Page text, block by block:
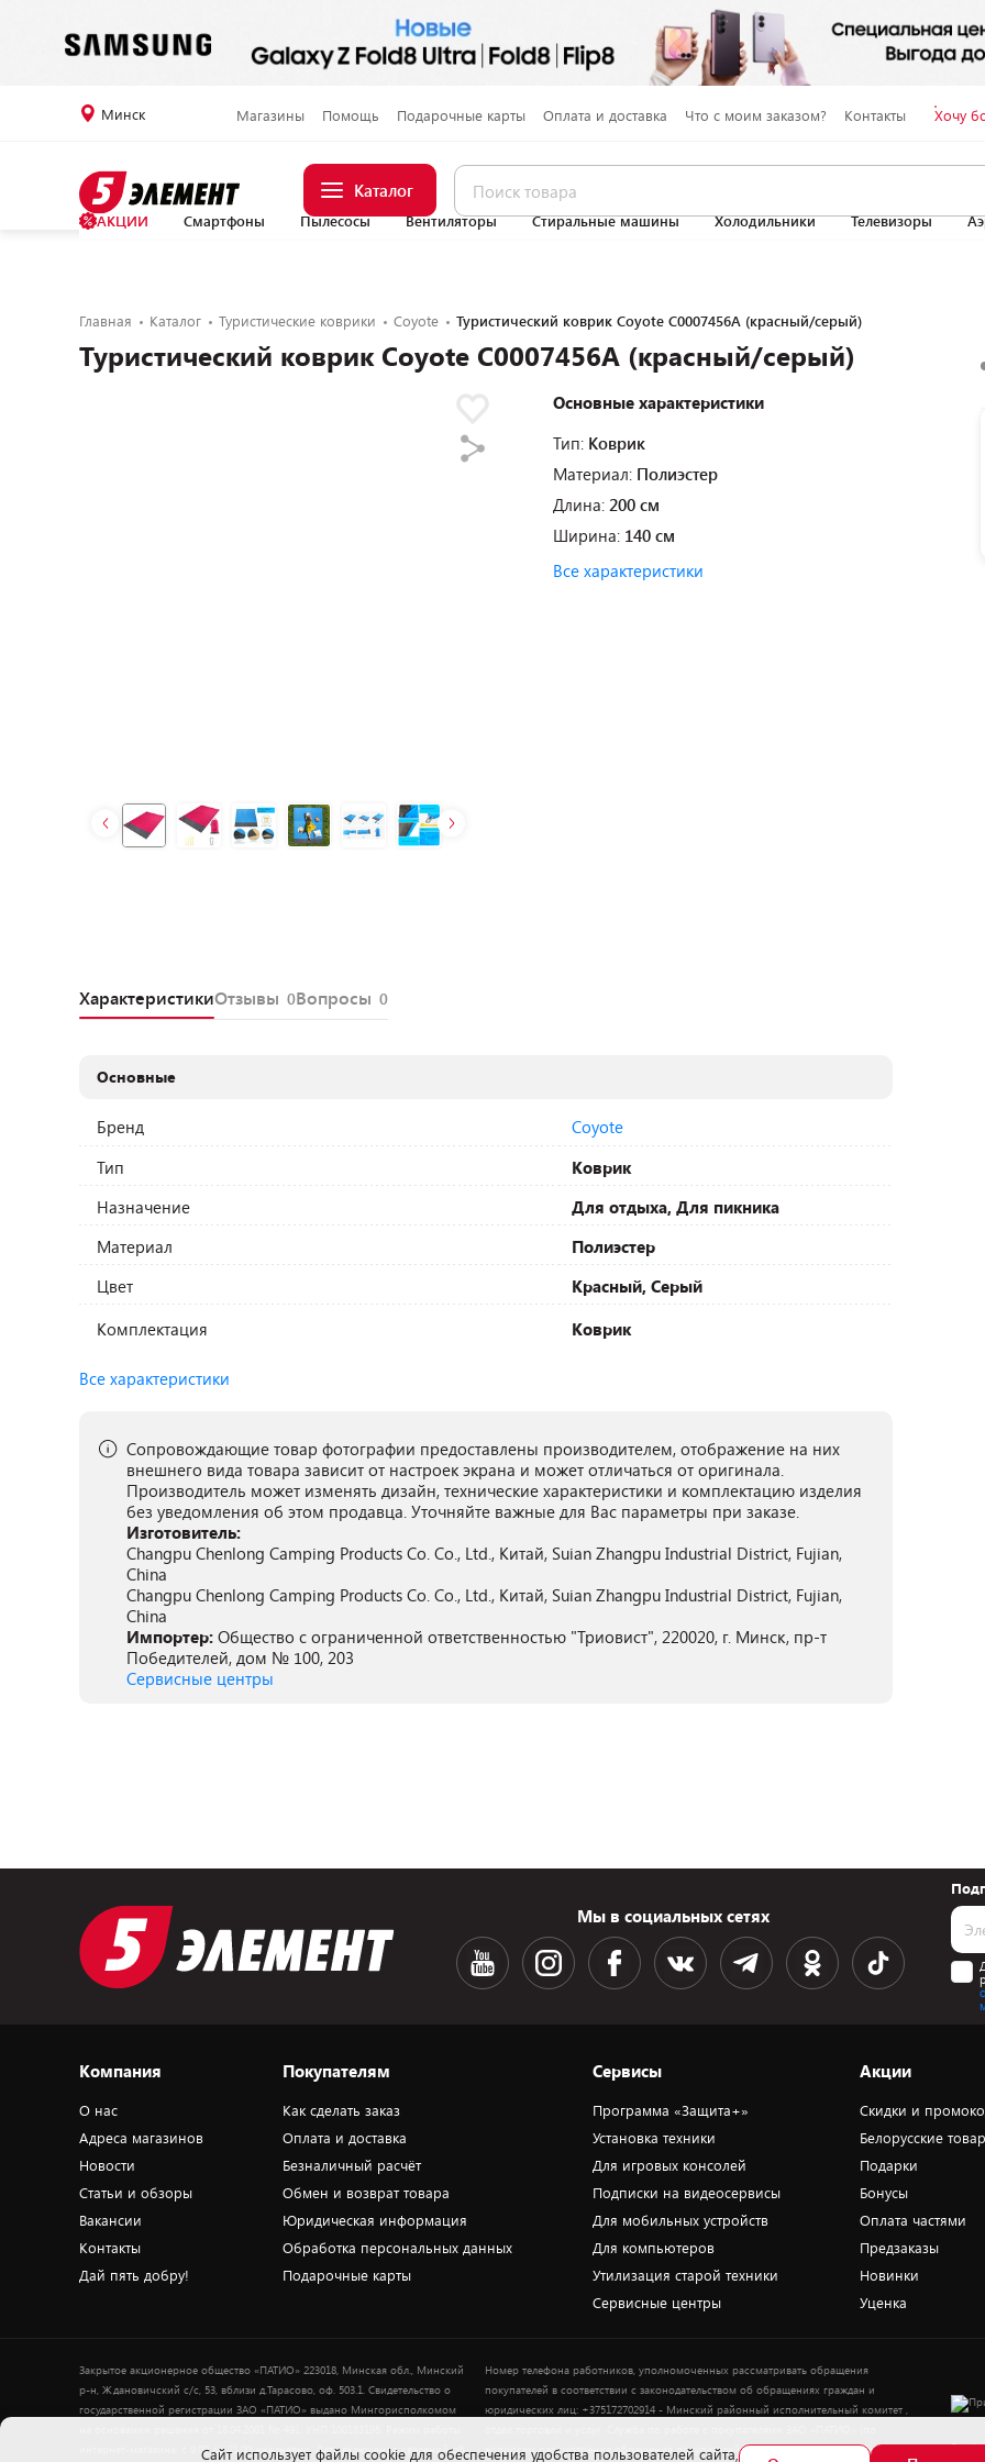
Минск Магазины Помощь Подарочные карты Оплата и доставка Что с моим заказом? Контакты Хочу
Каталог
АКЦИИ Смартфоны Пылесосы Вентиляторы Стиральные машины Холодильники Телевизоры
Главная Каталог Туристические коврики Coyote Туристический коврик Coyote C0007456A (красный/серый)
Туристический коврик Coyote C0007456A (красный/серый)
Основные характеристики
Тип: Коврик
Материал: Полиэстер
Длина: 200 см
Ширина: 140 см
Все характеристики
ХарактеристикиОтзывы 0Вопросы 0
Основные
Бренд
Coyote
Тип
Коврик
Назначение
Для отдыха, Для пикника
Материал
Полиэстер
Цвет
Красный, Серый
Комплектация
Коврик
Все характеристики
Сопровождающие товар фотографии предоставлены производителем, отображение на них
внешнего вида товара зависит от настроек экрана и может отличаться от оригинала.
Производитель может изменять дизайн, технические характеристики и комплектацию изделия
без уведомления об этом продавца. Уточняйте важные для Вас параметры при заказе.
Изготовитель:
Changpu Chenlong Camping Products Co. Co., Ltd., Китай, Suian Zhangpu Industrial District, Fujian,
China
Changpu Chenlong Camping Products Co. Co., Ltd., Китай, Suian Zhangpu Industrial District, Fujian,
China
Импортер: Общество с ограниченной ответственностью "Триовист", 220020, г. Минск, пр-т
Победителей, дом № 100, 203
Сервисные центры
Мы в социальных сетях
Компания
О нас
Адреса магазинов
Новости
Статьи и обзоры
Вакансии
Контакты
Дай пять добру!
Покупателям
Как сделать заказ
Оплата и доставка
Безналичный расчёт
Обмен и возврат товара
Юридическая информация
Обработка персональных данных
Подарочные карты
Сервисы
Программа «Защита+»
Установка техники
Для игровых консолей
Подписки на видеосервисы
Для мобильных устройств
Для компьютеров
Утилизация старой техники
Сервисные центры
Акции
Скидки и
Белорусские
Подарки
Бонусы
Оплата частями
Предзаказы
Новинки
Уценка
Закрытое акционерное общество «ПАТИО» 223018, Минская обл., Минский
р-н, Ждановичский с/с, 53, вблизи д.Тарасово, оф. 503.1. Свидетельство о
государственной регистрации ЗАО «ПАТИО» выдано Мингорисполкомом
интернет-магазина: с 9.00 до 21.00 ежедневно. Дата включения сведений об
Номер телефона работников, уполномоченных рассматривать обращения
покупателей в соответствии с законодательством об обращениях граждан и
юридических лиц: +375172702914 - Минский районный исполнительный комитет ,
вопросам рассмотрения обращения покупателей о нарушении их прав): Тел.:
Cайт использует файлы cookie для обеспечения удобства пользователей сайта,